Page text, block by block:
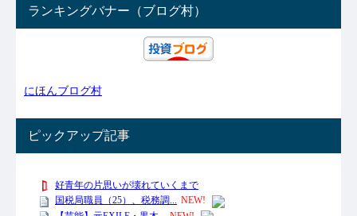
ランキングバナー（ブログ村）
にほんブログ村
ピックアップ記事